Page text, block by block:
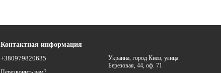
Контактная информация
+380979820635
Украина, город Киев, улица
Березовая, 44, оф. 71